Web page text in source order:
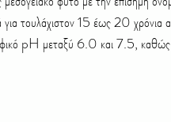
Δέντρα Εχθροί και
για τουλάχιστον 15 έως 20 χρόνια
pH μεταξύ 6.0 και 7.5, καθώς